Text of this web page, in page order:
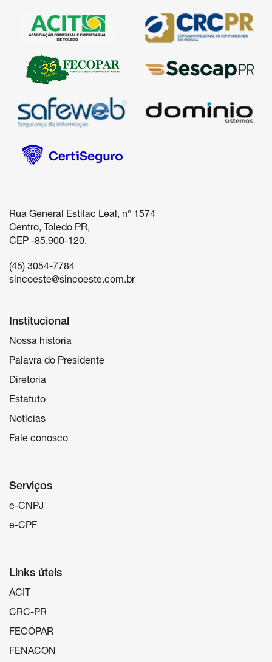
Rua General Estilac Leal, nº 1574
Centro, Toledo PR,
(45) 3054-7784
sincoeste@sincoeste.com.br
Institucional
Nossa história
Palavra do Presidente
Diretoria
Estatuto
Notícias
Fale conosco
Serviços
e-CNPJ
e-CPF
Links úteis
ACIT
CRC-PR
FECOPAR
FENACON